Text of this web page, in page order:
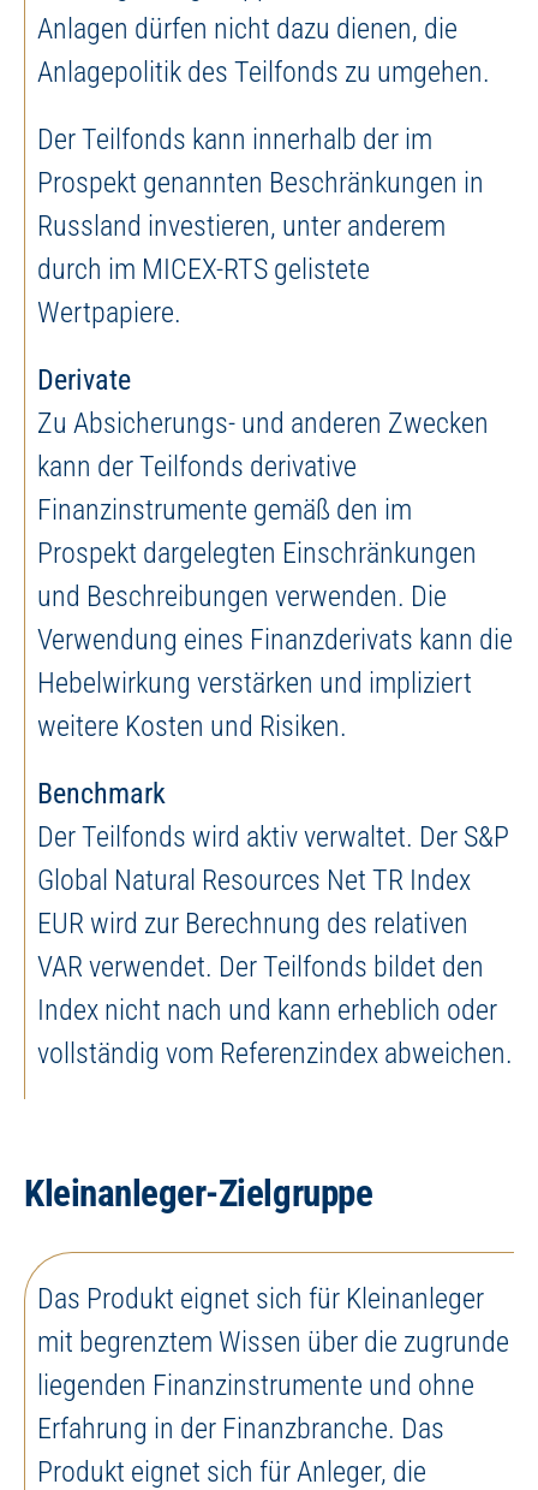
Anlagen dürfen nicht dazu dienen, die
Anlagepolitik des Teilfonds zu umgehen.
Der Teilfonds kann innerhalb der im
Prospekt genannten Beschränkungen in
Russland investieren, unter anderem
durch im MICEX-RTS gelistete
Wertpapiere.
Derivate
Zu Absicherungs- und anderen Zwecken
kann der Teilfonds derivative
Finanzinstrumente gemäß den im
Prospekt dargelegten Einschränkungen
und Beschreibungen verwenden. Die
Verwendung eines Finanzderivats kann die
Hebelwirkung verstärken und impliziert
weitere Kosten und Risiken.
Benchmark
Der Teilfonds wird aktiv verwaltet. Der S&P
Global Natural Resources Net TR Index
EUR wird zur Berechnung des relativen
VAR verwendet. Der Teilfonds bildet den
Index nicht nach und kann erheblich oder
vollständig vom Referenzindex abweichen.
Kleinanleger-Zielgruppe
Das Produkt eignet sich für Kleinanleger
mit begrenztem Wissen über die zugrunde
liegenden Finanzinstrumente und ohne
Erfahrung in der Finanzbranche. Das
Produkt eignet sich für Anleger, die